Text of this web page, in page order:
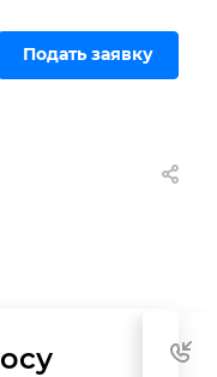
Подать заявку
осу